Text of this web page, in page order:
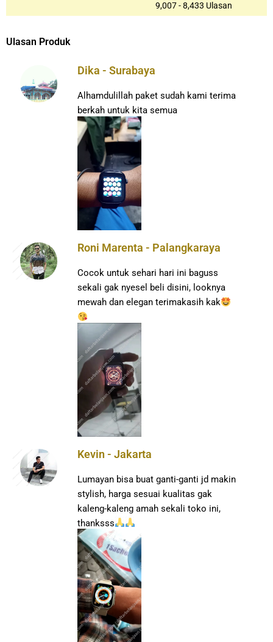
9,007 - 8,433 Ulasan
Ulasan Produk
Dika - Surabaya
Alhamdulillah paket sudah kami terima
berkah untuk kita semua
Roni Marenta - Palangkaraya
Cocok untuk sehari hari ini baguss
sekali gak nyesel beli disini, looknya
mewah dan elegan terimakasih kak
Kevin - Jakarta
Lumayan bisa buat ganti-ganti jd makin
stylish, harga sesuai kualitas gak
kaleng-kaleng amah sekali toko ini,
thanksss